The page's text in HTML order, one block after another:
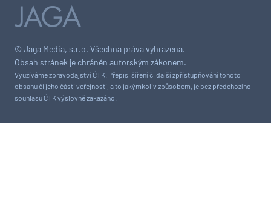
© Jaga Media, s.r.o. Všechna práva vyhrazena.
Obsah stránek je chráněn autorským zákonem.
Využíváme zpravodajství ČTK. Přepis, šíření či další zpřístupňování tohoto
obsahu či jeho části veřejnosti, a to jakýmkoliv způsobem, je bez předchozího
souhlasu ČTK výslovně zakázáno.